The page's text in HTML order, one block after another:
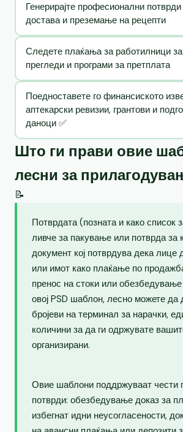
Генерирајте професионални потврди
достава и преземање на рецепти
Следете плаќања за работилници за
прегледи и програми за претплата
Поедноставете го финансиското
аптекарски ревизии, грантови и
даноци ✅
Што ги прави овие
лесни за
📝
Потврдата (позната и како список
ливче за пакување или потврда за
документ кој потврдува дека лице
или имот како плаќање по
пренос на стоки или
овој PSD шаблон, лесно можете да
бројеви на терминал за нарачки,
количини за да ги одржувате
организирани.
Овие шаблони поддржуваат чести
потврди: обезбедување доказ за
избегнат идни неусогласености,